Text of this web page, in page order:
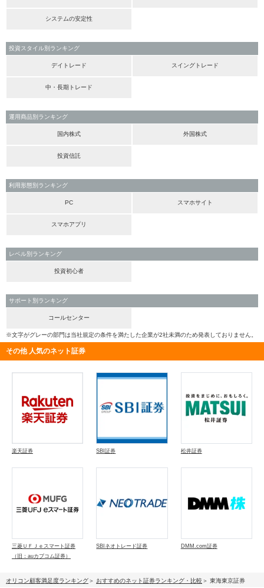
システムの安定性
投資スタイル別ランキング
デイトレード スイングトレード
中・長期トレード
運用商品別ランキング
国内株式 外国株式
投資信託
利用形態別ランキング
PC スマホサイト
スマホアプリ
レベル別ランキング
投資初心者
サポート別ランキング
コールセンター
※文字がグレーの部門は当社規定の条件を満たした企業が2社未満のため発表しておりません。
その他 人気のネット証券
楽天証券 SBI証券 松井証券
三菱ＵＦＪｅスマート証券
（旧：auカブコム証券）
SBIネオトレード証券 DMM.com証券
オリコン顧客満足度ランキング おすすめのネット証券ランキング・比較 東海東京証券